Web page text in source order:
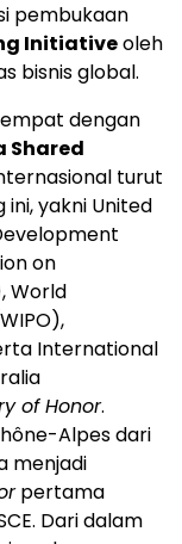
pembukaan
Initiativeoleh
bisnis global.
dengan
Shared
turut
yakni United
on
World
International
of Honor.
Alpes dari
menjadi
pertama
Dari dalam